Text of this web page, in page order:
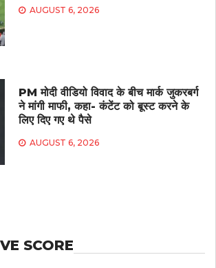
AUGUST 6, 2026
PM मोदी वीडियो विवाद के बीच मार्क जुकरबर्ग
ने मांगी माफी, कहा- कंटेंट को बूस्ट करने के
लिए दिए गए थे पैसे
AUGUST 6, 2026
SCORE